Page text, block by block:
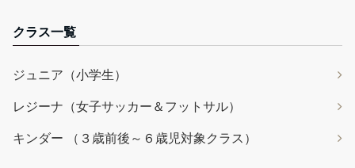
クラス一覧
ジュニア（小学生）
レジーナ（女子サッカー＆フットサル）
キンダー （３歳前後～６歳児対象クラス）